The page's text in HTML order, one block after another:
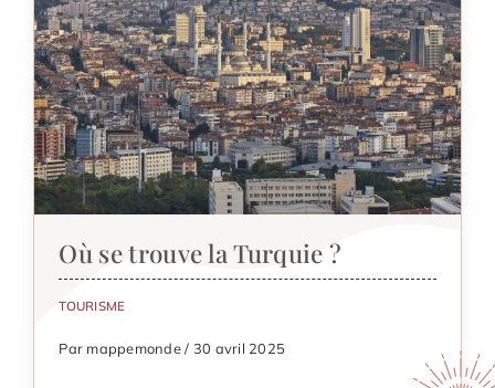
Où se trouve la Turquie ?
TOURISME
Par mappemonde / 30 avril 2025